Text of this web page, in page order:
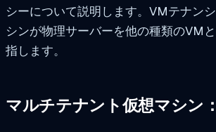
シーについて説明します。VMテナン
シンが物理サーバーを他の種類のVM
指します。
マルチテナント仮想マシン：